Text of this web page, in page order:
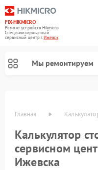
FIX-HIKMICRO
Ремонт устройств Hikmicro
Специализированный
cервисный центр г.Ижевск
Мы ремонтируем
Главная
Калькулятор
сервисном
Ижевска